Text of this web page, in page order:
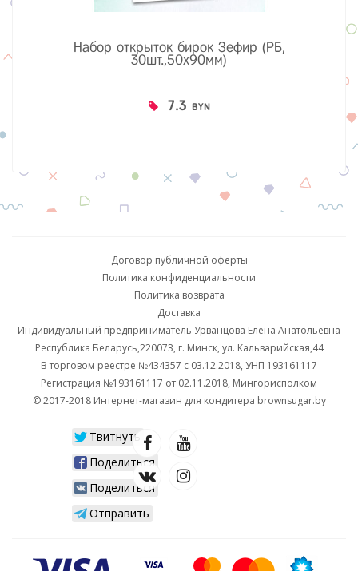
Набор открыток бирок Зефир (РБ,
30шт.,50х90мм)
7.3 BYN
Договор публичной оферты
Политика конфиденциальности
Политика возврата
Доставка
Индивидуальный предприниматель Урванцова Елена Анатольевна
Республика Беларусь,220073, г. Минск, ул. Кальварийская,44
В торговом реестре №434357 с 03.12.2018, УНП 193161117
Регистрация №193161117 от 02.11.2018, Мингорисполком
© 2017-2018 Интернет-магазин для кондитера brownsugar.by
Твитнуть
Поделиться
Поделиться
Отправить